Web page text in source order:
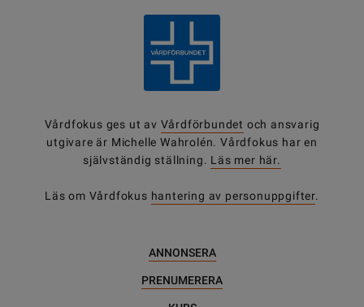
Vårdfokus ges ut av Vårdförbundet och ansvarig
utgivare är Michelle Wahrolén. Vårdfokus har en
självständig ställning. Läs mer här.
Läs om Vårdfokus hantering av personuppgifter.
ANNONSERA
PRENUMERERA